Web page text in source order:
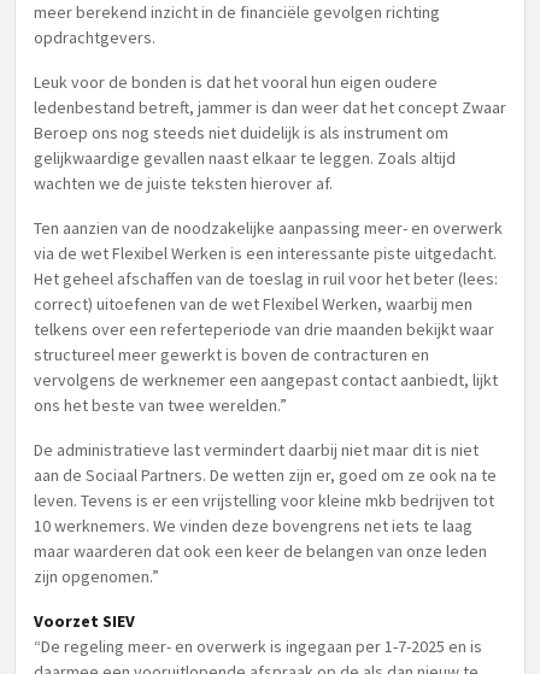
meer berekend inzicht in de financiële gevolgen richting
opdrachtgevers.
Leuk voor de bonden is dat het vooral hun eigen oudere
ledenbestand betreft, jammer is dan weer dat het concept Zwaar
Beroep ons nog steeds niet duidelijk is als instrument om
gelijkwaardige gevallen naast elkaar te leggen. Zoals altijd
wachten we de juiste teksten hierover af.
Ten aanzien van de noodzakelijke aanpassing meer- en overwerk
via de wet Flexibel Werken is een interessante piste uitgedacht.
Het geheel afschaffen van de toeslag in ruil voor het beter (lees:
correct) uitoefenen van de wet Flexibel Werken, waarbij men
telkens over een referteperiode van drie maanden bekijkt waar
structureel meer gewerkt is boven de contracturen en
vervolgens de werknemer een aangepast contact aanbiedt, lijkt
ons het beste van twee werelden.”
De administratieve last vermindert daarbij niet maar dit is niet
aan de Sociaal Partners. De wetten zijn er, goed om ze ook na te
leven. Tevens is er een vrijstelling voor kleine mkb bedrijven tot
10 werknemers. We vinden deze bovengrens net iets te laag
maar waarderen dat ook een keer de belangen van onze leden
zijn opgenomen.”
Voorzet SIEV
“De regeling meer- en overwerk is ingegaan per 1-7-2025 en is